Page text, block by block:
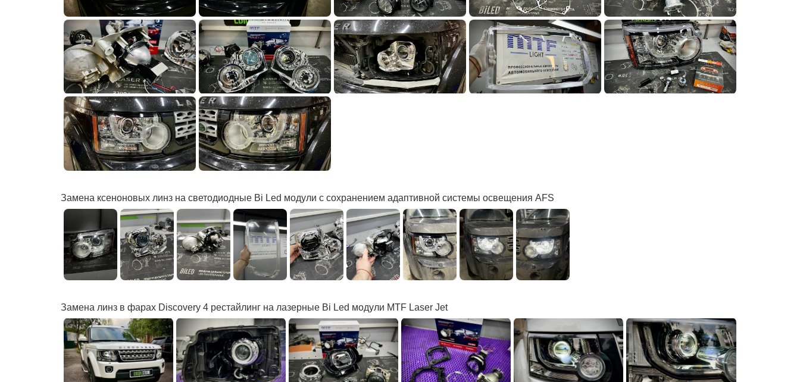
Замена ксеноновых линз на светодиодные Bi Led модули с сохранением адаптивной системы освещения AFS
Замена линз в фарах Discovery 4 рестайлинг на лазерные Bi Led модули MTF Laser Jet